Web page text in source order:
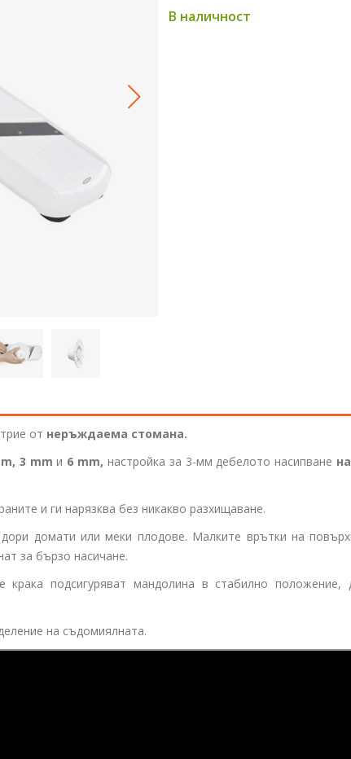
В наличност
от неръждаема стомана.
3 mmи 6 mm, настройка за 3-мм дебелото насипване
и ги нарязква без никакво разхищаване.
домати или меки плодове. Малките врътки на
за бързо насичане.
подсигуряват мандолина в стабилно положение,
на съдомиялната.